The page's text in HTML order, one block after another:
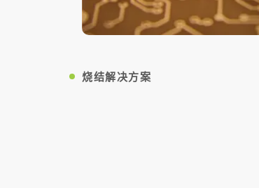
烧结解决方案